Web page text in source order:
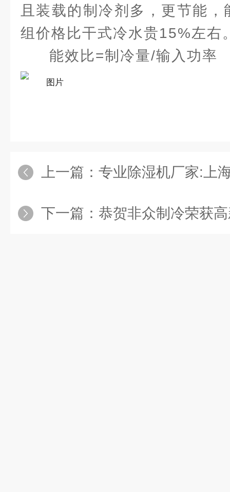
且装载的制冷剂多，更节能
组价格比干式冷水贵15%左右
能效比=制冷量/输入功率
上一篇： 专业除湿机厂家:上海众
下一篇： 恭贺非众制冷荣获